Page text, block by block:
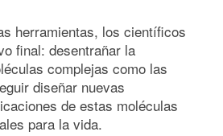
herramientas, los científicos
final: desentrañar la
complejas como las
diseñar nuevas
de estas moléculas
para la vida.